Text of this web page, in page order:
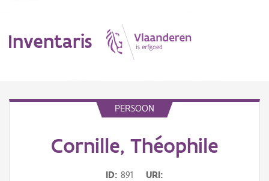
Inventaris
Erfgoedobject
PERSOON
Cornille, Théophile
ID 891
URI